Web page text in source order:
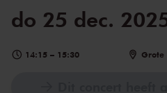
do 25 dec.
14:15 – 15:30 Grote